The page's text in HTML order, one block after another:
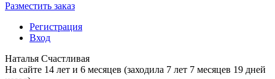
Разместить заказ
Регистрация
Вход
Наталья Счастливая
На сайте 14 лет и 6 месяцев (заходила 7 лет 7 месяцев 19 дней